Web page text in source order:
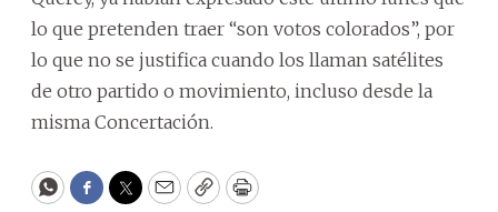
lo que pretenden traer “son votos colorados”, por
lo que no se justifica cuando los llaman satélites
de otro partido o movimiento, incluso desde la
misma Concertación.
WhatsApp
Facebook
Twitter
EmailCopyPrint